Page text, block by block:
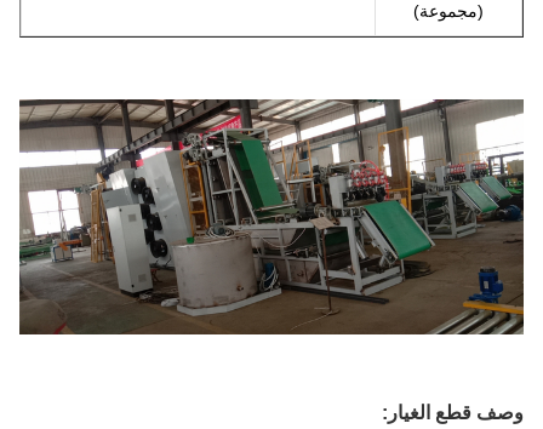
(مجموعة)
وصف قطع الغيار: